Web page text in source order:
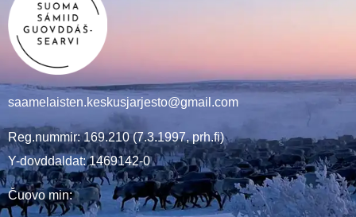
saamelaisten.keskusjarjesto@gmail.com
Reg.nummir: 169.210 (7.3.1997, prh.fi)
Y-dovddaldat: 1469142-0
Čuovo min: